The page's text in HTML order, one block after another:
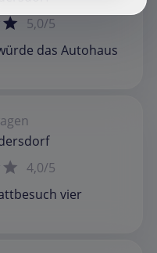
5,0/5
das Autohaus
4,0/5
vier